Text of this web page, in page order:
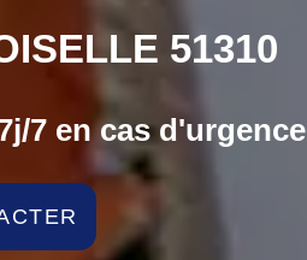
51310
7 en cas d'urgence